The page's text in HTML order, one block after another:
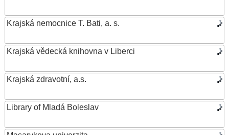
Krajská nemocnice T. Bati, a. s.
Krajská vědecká knihovna v Liberci
Krajská zdravotní, a.s.
Library of Mladá Boleslav